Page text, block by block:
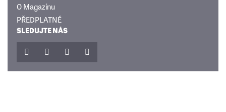
O Magazínu
PŘEDPLATNÉ
SLEDUJTE NÁS